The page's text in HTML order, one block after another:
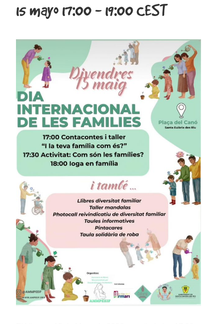
15 mayo 17:00 - 19:00CEST